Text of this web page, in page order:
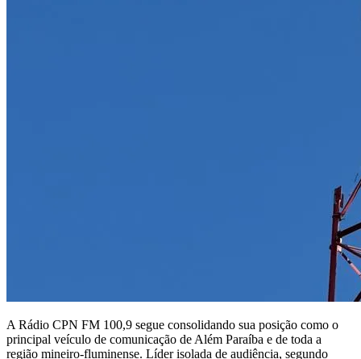
A Rádio CPN FM 100,9 segue consolidando sua posição como o
principal veículo de comunicação de Além Paraíba e de toda a
região mineiro-fluminense. Líder isolada de audiência, segundo